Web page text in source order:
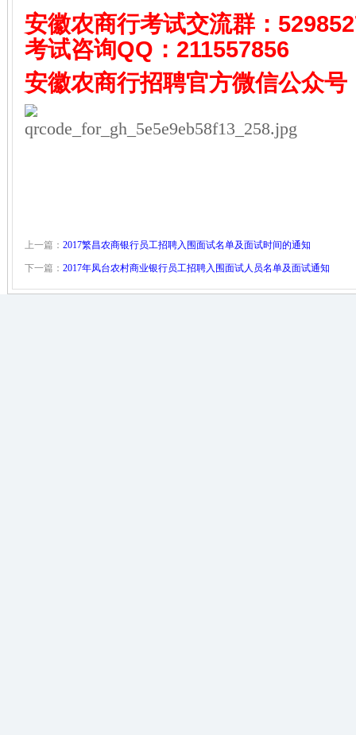
安徽农商行考试交流群：
考试咨询QQ： 211557856
安徽农商行招聘官方微信公众号
上一篇： 2017繁昌农商银行员工招聘入围面试名单及面试时间的通知
下一篇： 2017年凤台农村商业银行员工招聘入围面试人员名单及面试通知